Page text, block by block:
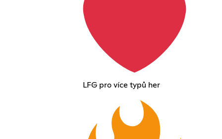
LFG pro více typů her